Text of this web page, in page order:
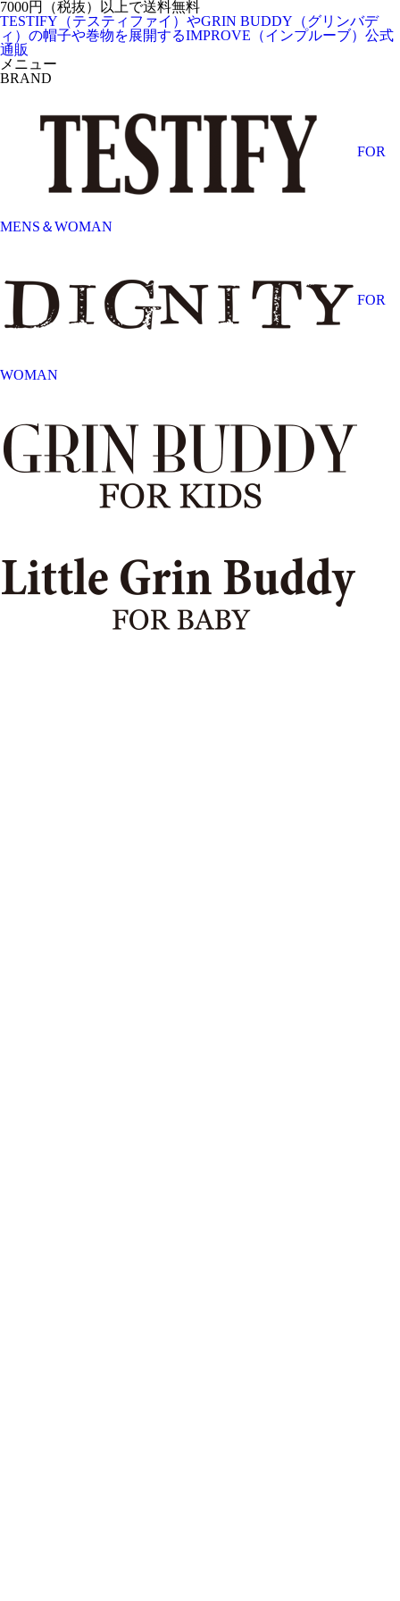
7000円（税抜）以上で送料無料
TESTIFY（テスティファイ）やGRIN BUDDY（グリンバデ
ィ）の帽子や巻物を展開するIMPROVE（インプルーブ）公式
通販
メニュー
BRAND
FOR
MENS＆WOMAN
FOR
WOMAN